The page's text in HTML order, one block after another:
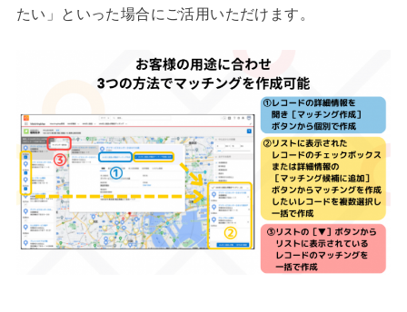
たい」といった場合にご活用いただけます。